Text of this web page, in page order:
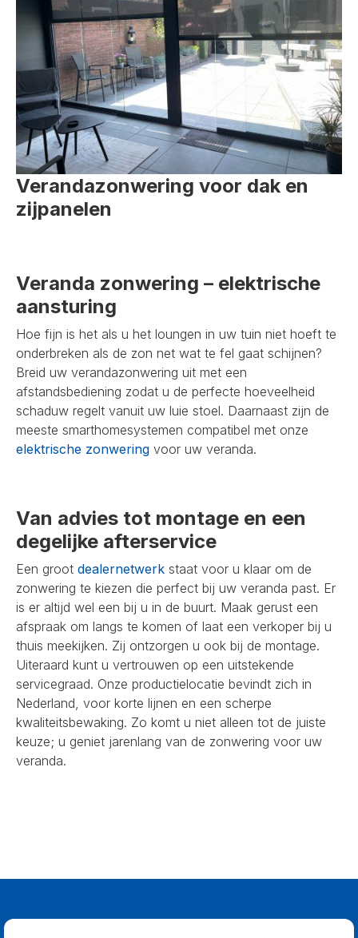
Verandazonwering voor dak en
zijpanelen
Veranda zonwering – elektrische
aansturing
Hoe fijn is het als u het loungen in uw tuin niet hoeft te
onderbreken als de zon net wat te fel gaat schijnen?
Breid uw verandazonwering uit met een
afstandsbediening zodat u de perfecte hoeveelheid
schaduw regelt vanuit uw luie stoel. Daarnaast zijn de
meeste smarthomesystemen compatibel met onze
elektrische zonwering voor uw veranda.
Van advies tot montage en een
degelijke afterservice
Een groot dealernetwerk staat voor u klaar om de
zonwering te kiezen die perfect bij uw veranda past. Er
is er altijd wel een bij u in de buurt. Maak gerust een
afspraak om langs te komen of laat een verkoper bij u
thuis meekijken. Zij ontzorgen u ook bij de montage.
Uiteraard kunt u vertrouwen op een uitstekende
servicegraad. Onze productielocatie bevindt zich in
Nederland, voor korte lijnen en een scherpe
kwaliteitsbewaking. Zo komt u niet alleen tot de juiste
keuze; u geniet jarenlang van de zonwering voor uw
veranda.